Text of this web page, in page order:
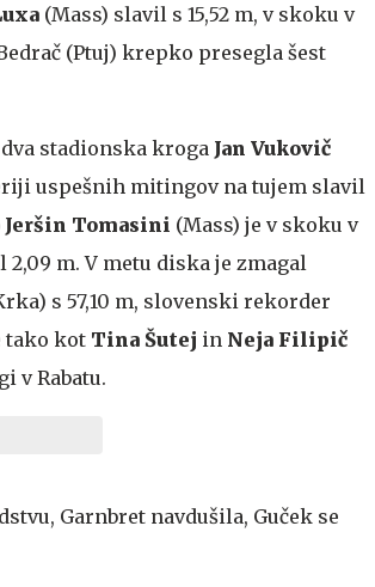
(Mass) slavil s 15,52 m, v skoku v
(Ptuj) krepko presegla šest
stadionska kroga Jan Vukovič
uspešnih mitingov na tujem slavil
Jeršin Tomasini (Mass) je v skoku v
m. V metu diska je zmagal
s 57,10 m, slovenski rekorder
tako kot Tina Šutej in Neja Filipič
v Rabatu.
Garnbret navdušila, Guček se